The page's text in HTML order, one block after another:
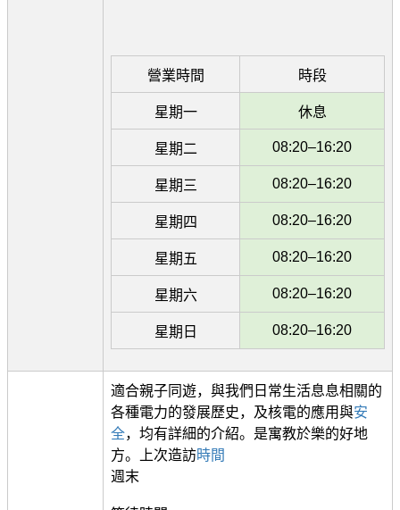
營業時間 時段
星期一 休息
星期二 08:20–16:20
星期三 08:20–16:20
星期四 08:20–16:20
星期五 08:20–16:20
星期六 08:20–16:20
星期日 08:20–16:20
適合親子同遊，與我們日常生活息息相關的
各種電力的發展歷史，及核電的應用與安
全，均有詳細的介紹。是寓教於樂的好地
方。上次造訪時間
週末